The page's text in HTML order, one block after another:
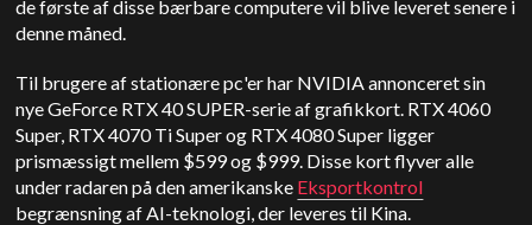
de første af disse bærbare computere vil blive leveret senere i
denne måned.
Til brugere af stationære pc'er har NVIDIA annonceret sin
nye GeForce RTX 40 SUPER-serie af grafikkort. RTX 4060
Super, RTX 4070 Ti Super og RTX 4080 Super ligger
prismæssigt mellem $599 og $999. Disse kort flyver alle
under radaren på den amerikanske Eksportkontrol
begrænsning af AI-teknologi, der leveres til Kina.